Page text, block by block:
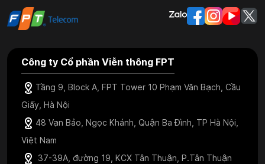
Công ty Cổ phần Viễn thông FPT
Tầng 9, Block A, FPT Tower 10 Phạm Văn Bạch, Cầu
Giấy, Hà Nội
48 Vạn Bảo, Ngọc Khánh, Quận Ba Đình, TP Hà Nội,
Việt Nam
37-39A, đường 19, KCX Tân Thuận, P.Tân Thuận